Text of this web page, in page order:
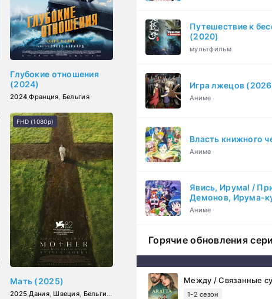
Глубокие отношения
(2024)
2024 ,Франция Бельгия
Мать (2025)
2025,Дания, Швеция, Бельгия , Македония,Босния и Герцеговина
FHD (1080p)
Путешествие к
(2020)
мультфильм
Игра лжецов
Аниме
Власть книжного
Аниме
Явись, Ирума! /
Демонов, Ирума-
Аниме
Горячие обновления
1-2 сезон